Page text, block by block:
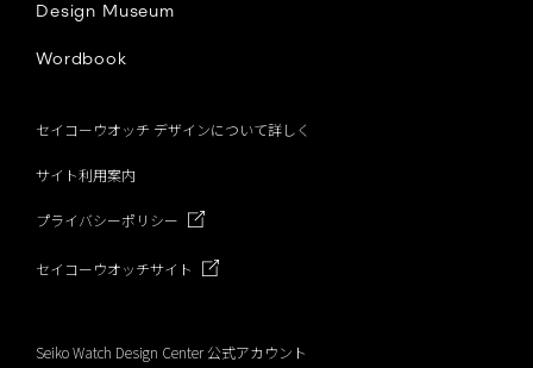
Design Museum
Wordbook
セイコーウオッチ デザインについて詳しく
サイト利用案内
プライバシーポリシー
セイコーウオッチサイト
Seiko Watch Design Center 公式アカウント